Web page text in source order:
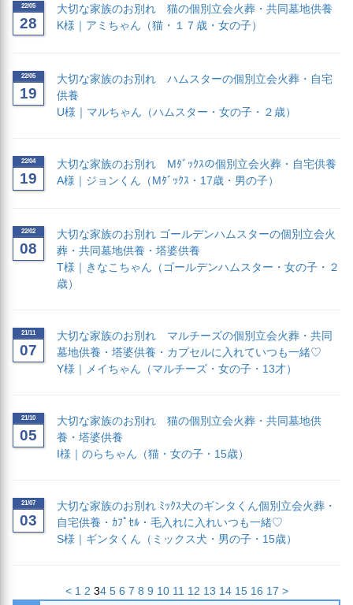
22/05
28
大切な家族のお別れ 猫の個別立会火葬・共同墓地供養
K様｜アミちゃん（猫・１７歳・女の子）
22/05
19
大切な家族のお別れ ハムスターの個別立会火葬・自宅
供養
U様｜マルちゃん（ハムスター・女の子・２歳）
22/04
19
大切な家族のお別れ Mﾀﾞｯｸｽの個別立会火葬・自宅供養
A様｜ジョンくん（Mﾀﾞｯｸｽ・17歳・男の子）
22/02
08
大切な家族のお別れ ゴールデンハムスターの個別立会火
葬・共同墓地供養・塔婆供養
T様｜きなこちゃん（ゴールデンハムスター・女の子・２
歳）
21/11
07
大切な家族のお別れ マルチーズの個別立会火葬・共同
墓地供養・塔婆供養・カプセルに入れていつも一緒♡
Y様｜メイちゃん（マルチーズ・女の子・13才）
21/10
05
大切な家族のお別れ 猫の個別立会火葬・共同墓地供
養・塔婆供養
I様｜のらちゃん（猫・女の子・15歳）
21/07
03
大切な家族のお別れ ﾐｯｸｽ犬のギンタくん個別立会火葬・
自宅供養・ｶﾌﾟｾﾙ・毛入れに入れいつも一緒♡
S様｜ギンタくん（ミックス犬・男の子・15歳）
< 1 2 34 5 6 7 8 9 10 11 12 13 14 15 16 17 >